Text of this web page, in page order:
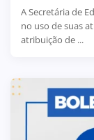
A Secretária de
no uso de suas
atribuição de ...